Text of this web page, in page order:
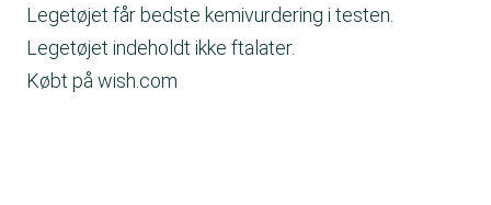
Legetøjet får bedste kemivurdering i testen.
Legetøjet indeholdt ikke ftalater.
Købt på wish.com